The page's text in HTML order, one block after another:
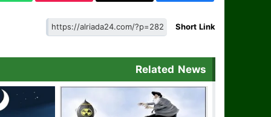
Short Link
Related News